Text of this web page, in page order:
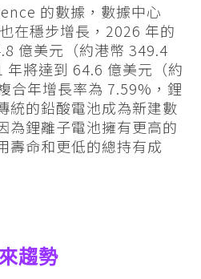
的數據，數據中心
在穩步增長，2026 年的
億美元（約港幣 349.4
年將達到 64.6 億美元（約
合年增長率為 7.59%，鋰
統的鉛酸電池成為新建數
為鋰離子電池擁有更高的
壽命和更低的總持有成
趨勢